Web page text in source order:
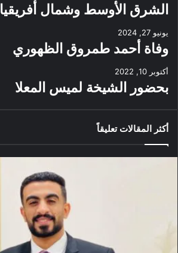
الشرق الأوسط وشمال أفريقيا
يونيو 27, 2024
وفاة أحمد طمروق الظهوري
أكتوبر 10, 2022
بحضور الشيخة لميس المعلا
أكثر المقالات تعليقاً